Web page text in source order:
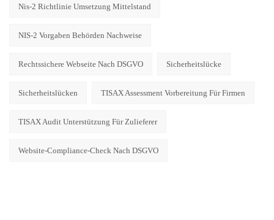
Nis-2 Richtlinie Umsetzung Mittelstand
NIS-2 Vorgaben Behörden Nachweise
Rechtssichere Webseite Nach DSGVO Sicherheitslücke
Sicherheitslücken TISAX Assessment Vorbereitung Für Firmen
TISAX Audit Unterstützung Für Zulieferer
Website-Compliance-Check Nach DSGVO